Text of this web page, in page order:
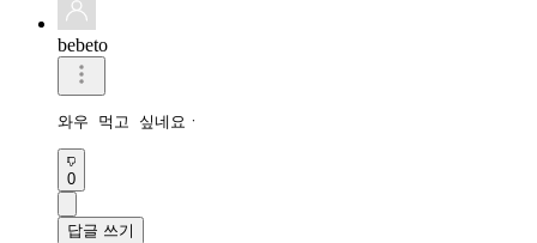
bebeto
와우 먹고 싶네요ㆍ
0
답글 쓰기